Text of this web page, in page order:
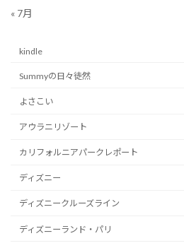
« 7月
kindle
Summyの日々徒然
よさこい
アウラニリゾート
カリフォルニアパークレポート
ディズニー
ディズニークルーズライン
ディズニーランド・パリ